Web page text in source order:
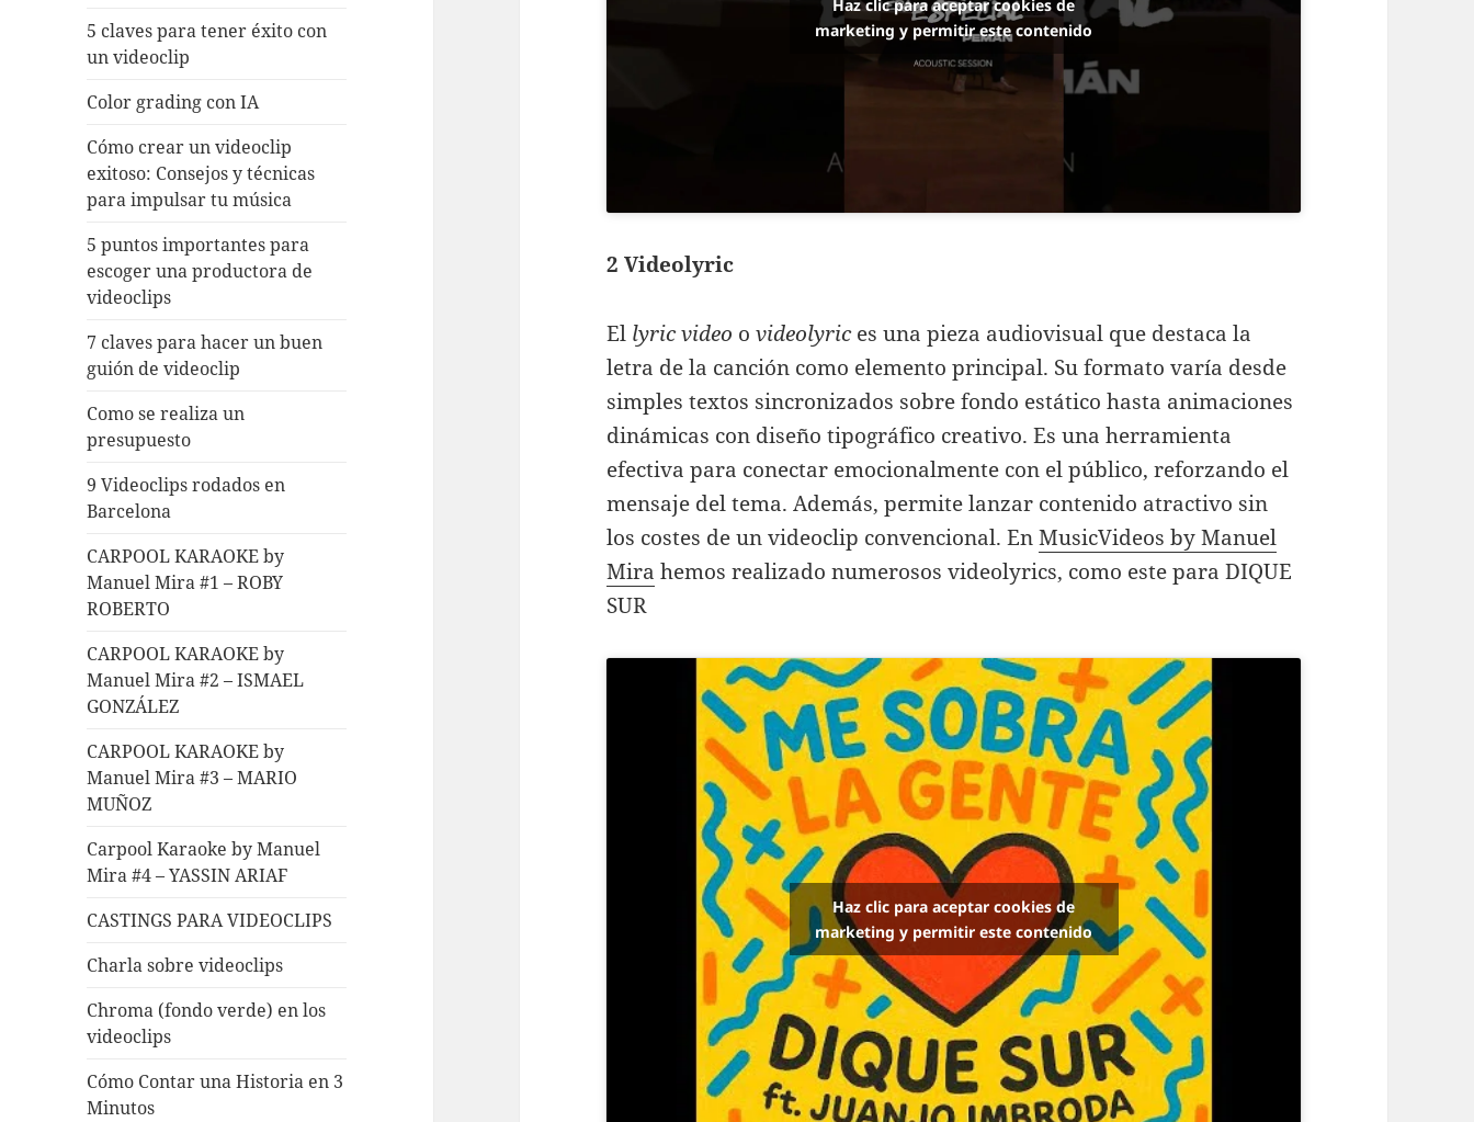
5 claves para tener éxito con
un videoclip
Color grading con IA
Cómo crear un videoclip
exitoso: Consejos y técnicas
para impulsar tu música
5 puntos importantes para
escoger una productora de
videoclips
7 claves para hacer un buen
guión de videoclip
Como se realiza un
presupuesto
9 Videoclips rodados en
Barcelona
CARPOOL KARAOKE by
Manuel Mira #1 – ROBY
ROBERTO
CARPOOL KARAOKE by
Manuel Mira #2 – ISMAEL
GONZÁLEZ
CARPOOL KARAOKE by
Manuel Mira #3 – MARIO
MUÑOZ
Carpool Karaoke by Manuel
Mira #4 – YASSIN ARIAF
CASTINGS PARA VIDEOCLIPS
Charla sobre videoclips
Chroma (fondo verde) en los
videoclips
Cómo Contar una Historia en 3
Minutos
Haz clic para aceptar cookies de
marketing y permitir este contenido
2 Videolyric
El lyric video ovideolyrices una pieza audiovisual que destaca la
letra de la canción como elemento principal. Su formato varía desde
simples textos sincronizados sobre fondo estático hasta animaciones
dinámicas con diseño tipográfico creativo. Es una herramienta
efectiva para conectar emocionalmente con el público, reforzando el
mensaje del tema. Además, permite lanzar contenido atractivo sin
los costes de un videoclip convencional. EnMusicVideos by Manuel
Mira hemos realizado numerosos videolyrics, como este para DIQUE
SUR
Haz clic para aceptar cookies de
marketing y permitir este contenido